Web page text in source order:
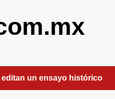
editan un ensayo histórico